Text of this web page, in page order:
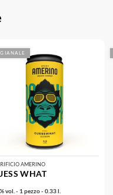
AMERINO
WHAT
vol. - 1 pezzo - 0.33 l.